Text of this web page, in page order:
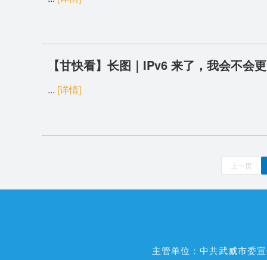
【甘快看】长图｜IPv6 来了，我会不会
... [详情]
上一页
主管单位：中共武威市委